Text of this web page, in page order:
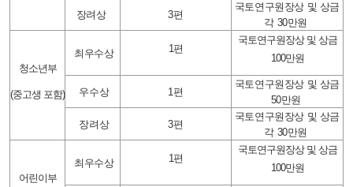
장려상 3편
국토연구원장상 및 상금
각 30만원
청소년부
(중고생 포함)
최우수상 1편
국토연구원장상 및 상금
100만원
우수상 1편
국토연구원장상 및 상금
50만원
장려상 3편
국토연구원장상 및 상금
각 30만원
어린이부
최우수상 1편
국토연구원장상 및 상금
100만원